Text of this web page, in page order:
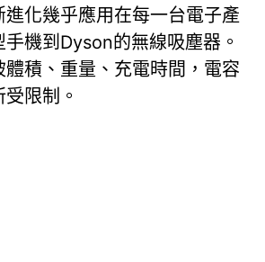
化幾乎應用在每一台電子產
機到Dyson的無線吸塵器。
積、重量、充電時間，電容
限制。